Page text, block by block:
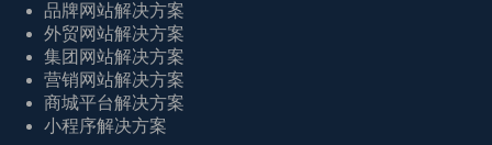
品牌网站解决方案
外贸网站解决方案
集团网站解决方案
营销网站解决方案
商城平台解决方案
小程序解决方案